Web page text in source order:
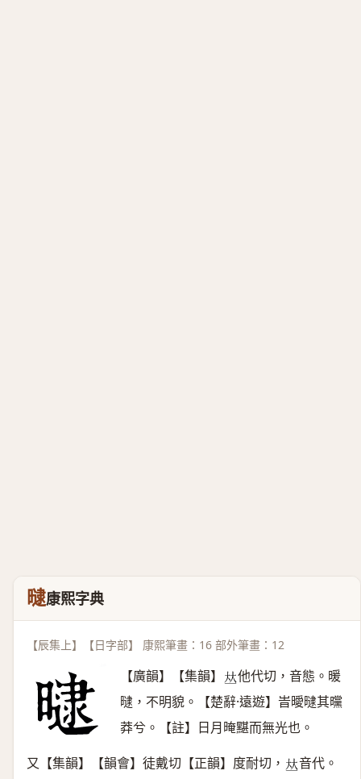
曃康熙字典
【辰集上】【日字部】 康熙筆畫：16 部外筆畫：12
【廣韻】【集韻】 𠀤他代切，音態。暖
曃，不明貌。【楚辭·遠遊】旹曖曃其曭
莽兮。【註】日月晻黮而無光也。
又【集韻】【韻會】徒戴切【正韻】度耐切， 𠀤音代。